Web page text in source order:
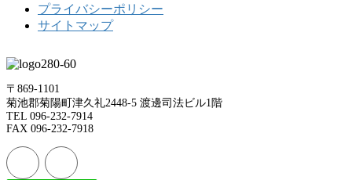
プライバシーポリシー
サイトマップ
〒869-1101
菊池郡菊陽町津久礼2448-5 渡邊司法ビル1階
TEL 096-232-7914
FAX 096-232-7918